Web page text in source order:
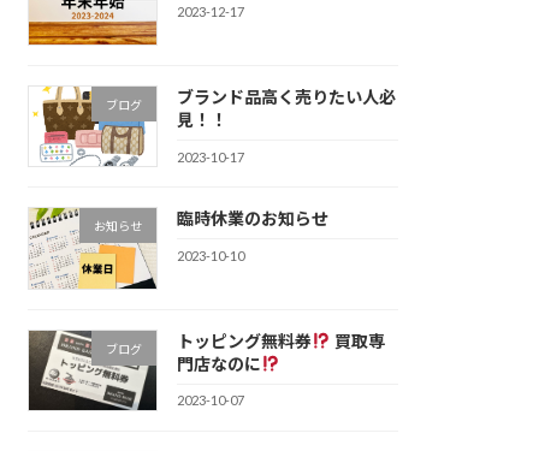
2023-12-17
ブログ
ブランド品高く売りたい人必
見！！
2023-10-17
お知らせ 臨時休業のお知らせ
2023-10-10
ブログ トッピング無料券
買取専
門店なのに
2023-10-07